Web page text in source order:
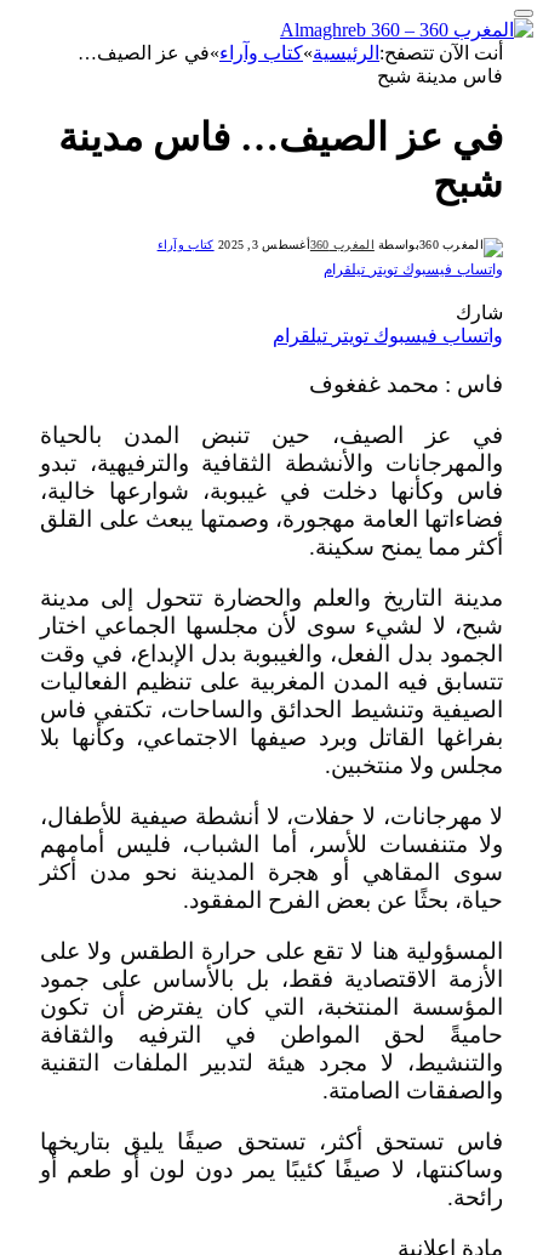
أنت الآن تتصفح: الرئيسية»كتاب وآراء»في عز الصيف…
فاس مدينة شبح
في عز الصيف… فاس مدينة
شبح
بواسطة المغرب 360 أغسطس 3, 2025 كتاب وآراء
واتساب فيسبوك تويتر تيلقرام
شارك
واتساب فيسبوك تويتر تيلقرام
فاس : محمد غفغوف
في عز الصيف، حين تنبض المدن بالحياة
والمهرجانات والأنشطة الثقافية والترفيهية، تبدو
فاس وكأنها دخلت في غيبوبة، شوارعها خالية،
فضاءاتها العامة مهجورة، وصمتها يبعث على القلق
أكثر مما يمنح سكينة.
مدينة التاريخ والعلم والحضارة تتحول إلى مدينة
شبح، لا لشيء سوى لأن مجلسها الجماعي اختار
الجمود بدل الفعل، والغيبوبة بدل الإبداع، في وقت
تتسابق فيه المدن المغربية على تنظيم الفعاليات
الصيفية وتنشيط الحدائق والساحات، تكتفي فاس
بفراغها القاتل وبرد صيفها الاجتماعي، وكأنها بلا
مجلس ولا منتخبين.
لا مهرجانات، لا حفلات، لا أنشطة صيفية للأطفال،
ولا متنفسات للأسر، أما الشباب، فليس أمامهم
سوى المقاهي أو هجرة المدينة نحو مدن أكثر
حياة، بحثًا عن بعض الفرح المفقود.
المسؤولية هنا لا تقع على حرارة الطقس ولا على
الأزمة الاقتصادية فقط، بل بالأساس على جمود
المؤسسة المنتخبة، التي كان يفترض أن تكون
حاميةً لحق المواطن في الترفيه والثقافة
والتنشيط، لا مجرد هيئة لتدبير الملفات التقنية
والصفقات الصامتة.
فاس تستحق أكثر، تستحق صيفًا يليق بتاريخها
وساكنتها، لا صيفًا كئيبًا يمر دون لون أو طعم أو
رائحة.
مادة إعلانية